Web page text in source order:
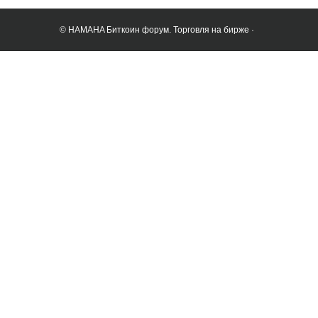
© HAMAHA Биткоин форум. Торговля на бирже ·